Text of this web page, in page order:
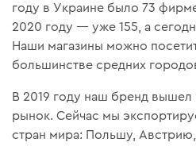
году в Украине было 73
2020 году — уже 155, а
Наши магазины можно
большинстве средних
В 2019 году наш бренд
рынок. Сейчас мы
стран мира: Польшу,